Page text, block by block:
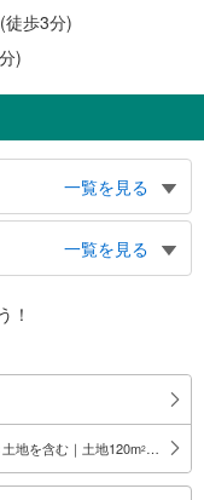
徒歩3分)
)
一覧を見る
鉄線ゆめが丘駅、下和泉
市なしの木学園）、市立泉
学校、特別養護老人ホー
泉・横浜、横浜市下和泉
みなみコミュニティハウ
一覧を見る
！
地を含む｜土地120m2 以上